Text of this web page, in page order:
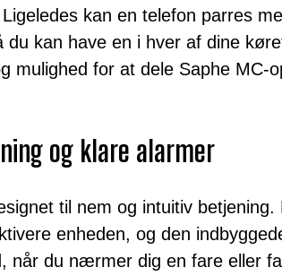
kan en telefon parres
du kan have en i hver af dine
mulighed for at dele Saphe MC-
og klare alarmer
til nem og intuitiv betjening.
enheden, og den
når du nærmer dig en fare eller